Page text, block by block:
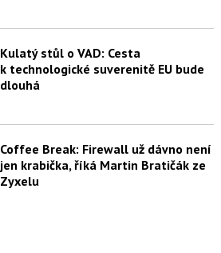
Kulatý stůl o VAD: Cesta
k technologické suverenitě EU bude
dlouhá
Coffee Break: Firewall už dávno není
jen krabička, říká Martin Bratičák ze
Zyxelu